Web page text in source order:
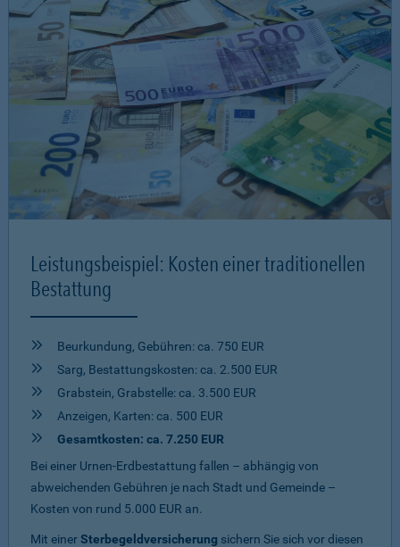
Leistungsbeispiel: Kosten einer traditionellen
Bestattung
Beurkundung, Gebühren: ca. 750 EUR
Sarg, Bestattungskosten: ca. 2.500 EUR
Grabstein, Grabstelle: ca. 3.500 EUR
Anzeigen, Karten: ca. 500 EUR
Gesamtkosten: ca. 7.250 EUR
Bei einer Urnen-Erdbestattung fallen – abhängig von
abweichenden Gebühren je nach Stadt und Gemeinde –
Kosten von rund 5.000 EUR an.
Mit einerSterbegeldversicherung sichern Sie sich vor diesen